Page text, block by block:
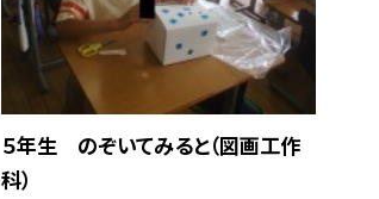
５年生 のぞいてみると（図画工作
科）